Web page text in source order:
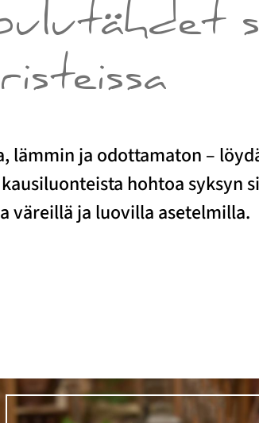
lämmin ja odottamaton –
hohtoa syksyn
väreillä ja luovilla asetelmilla.